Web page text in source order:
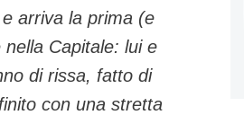
arriva la prima (e
Capitale: lui e
di rissa, fatto di
con una stretta